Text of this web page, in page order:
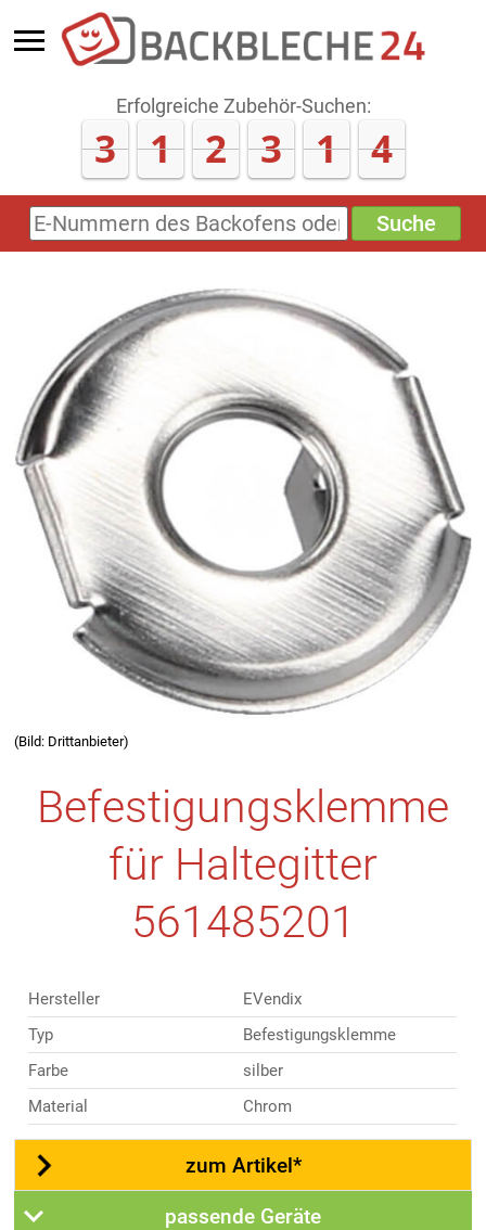
Erfolgreiche Zubehör-Suchen:
3 1 2 3 1 4
E-
Nummern
Sonderzeichen)
Suche
(Bild: Drittanbieter)
Befestigungsklemme
für Haltegitter
561485201
Hersteller
EVendix
Typ
Befestigungsklemme
Farbe
silber
Material
Chrom
zum Artikel*
passende Geräte